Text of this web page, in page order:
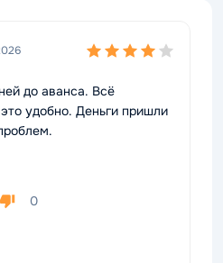
до аванса. Всё
удобно. Деньги пришли
0